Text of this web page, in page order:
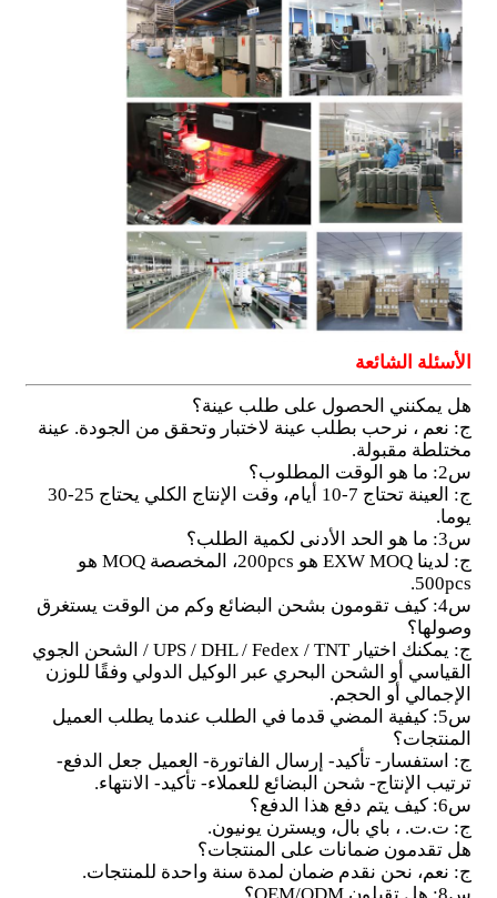
الأسئلة الشائعة
هل يمكنني الحصول على طلب عينة؟
ج: نعم ، نرحب بطلب عينة لاختبار وتحقق من الجودة. عينة
مختلطة مقبولة.
س2: ما هو الوقت المطلوب؟
ج: العينة تحتاج 7-10 أيام، وقت الإنتاج الكلي يحتاج 25-30
يوما.
س3: ما هو الحد الأدنى لكمية الطلب؟
ج: لدينا EXW MOQ هو 200pcs، المخصصة MOQ هو
500pcs.
س4: كيف تقومون بشحن البضائع وكم من الوقت يستغرق
وصولها؟
ج: يمكنك اختيار UPS / DHL / Fedex / TNT / الشحن الجوي
القياسي أو الشحن البحري عبر الوكيل الدولي وفقًا للوزن
الإجمالي أو الحجم.
س5: كيفية المضي قدما في الطلب عندما يطلب العميل
المنتجات؟
ج: استفسار- تأكيد- إرسال الفاتورة- العميل جعل الدفع-
ترتيب الإنتاج- شحن البضائع للعملاء- تأكيد- الانتهاء.
س6: كيف يتم دفع هذا الدفع؟
ج: ت.ت. ، باي بال، ويسترن يونيون.
هل تقدمون ضمانات على المنتجات؟
ج: نعم، نحن نقدم ضمان لمدة سنة واحدة للمنتجات.